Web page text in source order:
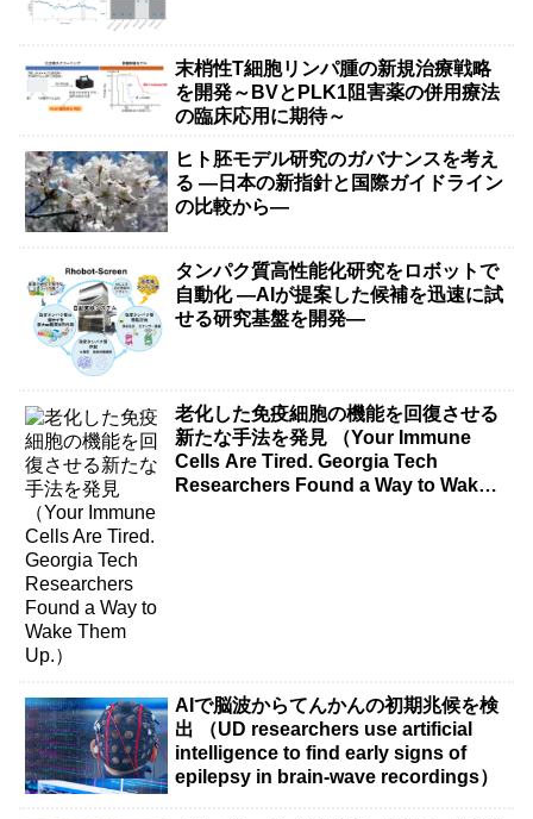
末梢性T細胞リンパ腫の新規治療戦略
を開発～BVとPLK1阻害薬の併用療法
の臨床応用に期待～
ヒト胚モデル研究のガバナンスを考え
る ―日本の新指針と国際ガイドライン
の比較から―
タンパク質高性能化研究をロボットで
自動化 ―AIが提案した候補を迅速に試
せる研究基盤を開発―
老化した免疫細胞の機能を回復させる
新たな手法を発見 （Your Immune
Cells Are Tired. Georgia Tech
Researchers Found a Way to Wake
AIで脳波からてんかんの初期兆候を検
出 （UD researchers use artificial
intelligence to find early signs of
epilepsy in brain-wave recordings）